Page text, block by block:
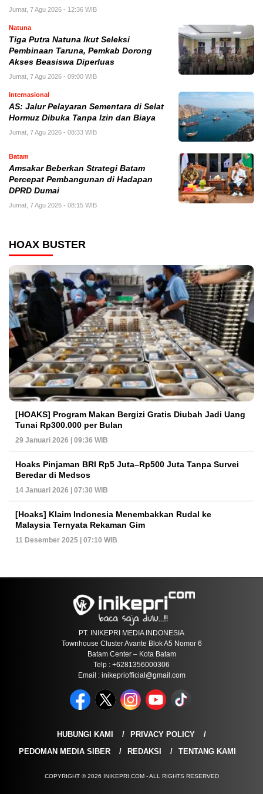
Jumat, 7 Agu 2026 - 12:36 WIB
Natuna
Tiga Putra Natuna Ikut Seleksi
Pembinaan Taruna, Pemkab Dorong
Akses Beasiswa Diperluas
Jumat, 7 Agu 2026 - 09:00 WIB
Internasional
AS: Jalur Pelayaran Sementara di Selat
Hormuz Dibuka Tanpa Izin dan Biaya
Jumat, 7 Agu 2026 - 08:33 WIB
Batam
Amsakar Beberkan Strategi Batam
Percepat Pembangunan di Hadapan
DPRD Dumai
Jumat, 7 Agu 2026 - 08:15 WIB
HOAX BUSTER
[HOAKS] Program Makan Bergizi Gratis Diubah Jadi Uang
Tunai Rp300.000 per Bulan
29 Januari 2026 | 09:36 WIB
Hoaks Pinjaman BRI Rp5 Juta–Rp500 Juta Tanpa Survei
Beredar di Medsos
14 Januari 2026 | 07:30 WIB
[Hoaks] Klaim Indonesia Menembakkan Rudal ke
Malaysia Ternyata Rekaman Gim
11 Desember 2025 | 07:10 WIB
PT. INIKEPRI MEDIA INDONESIA
Townhouse Cluster Avante Blok A5 Nomor 6
Batam Center – Kota Batam
Telp : +6281356000306
Email : inikepriofficial@gmail.com
HUBUNGI KAMI
PRIVACY POLICY
PEDOMAN MEDIA SIBER
REDAKSI TENTANG KAMI
COPYRIGHT © 2026 INIKEPRI.COM - ALL RIGHTS RESERVED